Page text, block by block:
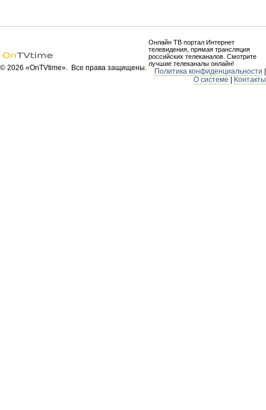
© 2026 «OnTVtime». Все права защищены.
Онлайн ТВ портал Интернет
телевидения, прямая трансляция
российских телеканалов. Смотрите
лучшие телеканалы онлайн!
Политика конфиденциальности
О системе
Контакты